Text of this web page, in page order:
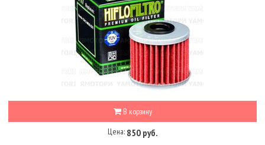
В корзину
Цена: 850 руб.